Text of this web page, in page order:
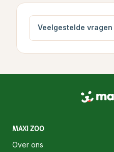
Veelgestelde vragen
MAXI ZOO
Over ons